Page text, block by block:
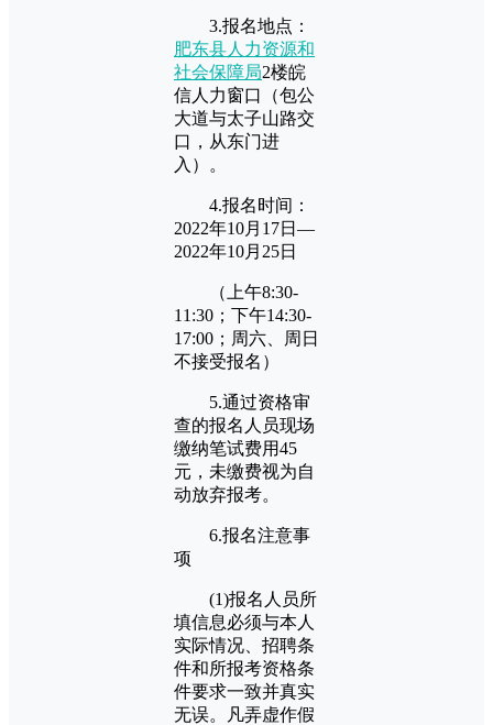
3.报名地点：
肥东县人力资源和
社会保障局2楼皖
信人力窗口（包公
大道与太子山路交
口，从东门进
入）。
4.报名时间：
2022年10月17日—
2022年10月25日
（上午8:30-
11:30；下午14:30-
17:00；周六、周日
不接受报名）
5.通过资格审
查的报名人员现场
缴纳笔试费用45
元，未缴费视为自
动放弃报考。
6.报名注意事
项
(1)报名人员所
填信息必须与本人
实际情况、招聘条
件和所报考资格条
件要求一致并真实
无误。凡弄虚作假